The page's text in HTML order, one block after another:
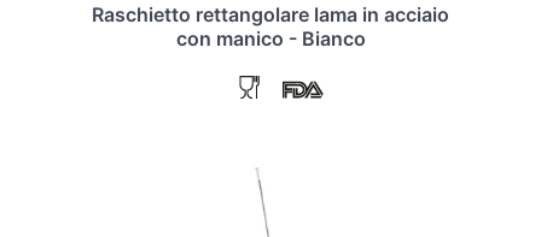
Raschietto rettangolare lama in acciaio
con manico - Bianco